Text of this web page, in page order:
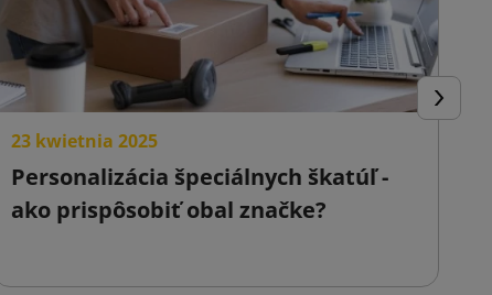
Ďalej
23 kwietnia 2025
Personalizácia špeciálnych škatúľ -
ako prispôsobiť obal značke?